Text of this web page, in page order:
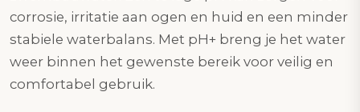
corrosie, irritatie aan ogen en huid en een minder
stabiele waterbalans. Met pH+ breng je het water
weer binnen het gewenste bereik voor veilig en
comfortabel gebruik.